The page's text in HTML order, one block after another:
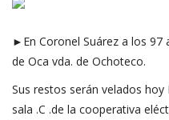
►En Coronel Suárez a los 97
de Oca vda. de Ochoteco.
Sus restos serán velados
sala .C .de la cooperativa